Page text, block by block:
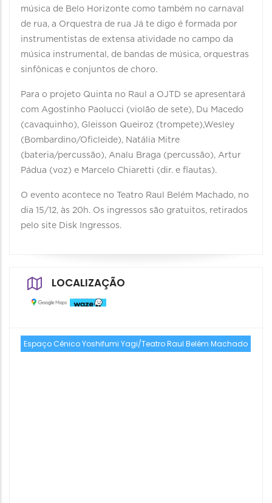
música de Belo Horizonte como também no carnaval
de rua, a Orquestra de rua Já te digo é formada por
instrumentistas de extensa atividade no campo da
música instrumental, de bandas de música, orquestras
sinfônicas e conjuntos de choro.
Para o projeto Quinta no Raul a OJTD se apresentará
com Agostinho Paolucci (violão de sete), Du Macedo
(cavaquinho), Gleisson Queiroz (trompete),Wesley
(Bombardino/Oficleide), Natália Mitre
(bateria/percussão), Analu Braga (percussão), Artur
Pádua (voz) e Marcelo Chiaretti (dir. e flautas).
O evento acontece no Teatro Raul Belém Machado, no
dia 15/12, às 20h. Os ingressos são gratuitos, retirados
pelo site Disk Ingressos.
LOCALIZAÇÃO
Espaço Cênico Yoshifumi Yagi/Teatro Raul Belém Machado